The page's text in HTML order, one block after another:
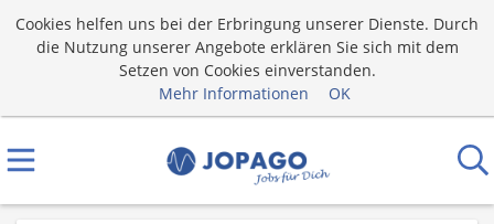
Cookies helfen uns bei der Erbringung unserer Dienste. Durch
die Nutzung unserer Angebote erklären Sie sich mit dem
Setzen von Cookies einverstanden.
Mehr Informationen
OK